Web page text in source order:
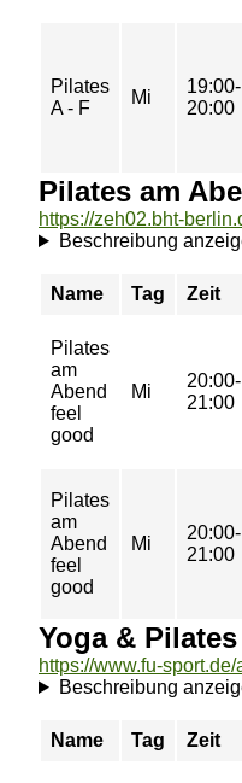
Pilates
A - F
Mi
19:00-
20:00
Pilates am
Beschreibung
Name Tag Zeit
Pilates
am
Abend
feel
good
Mi
20:00-
21:00
Pilates
am
Abend
feel
good
Mi
20:00-
21:00
Yoga & Pilates
Beschreibung
Name Tag Zeit